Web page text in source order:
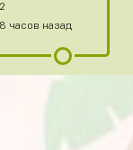
2
8 часов назад